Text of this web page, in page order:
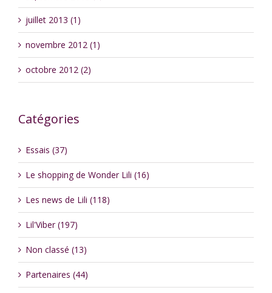
juillet 2013 (1)
novembre 2012 (1)
octobre 2012 (2)
Catégories
Essais (37)
Le shopping de Wonder Lili (16)
Les news de Lili (118)
Lil'Viber (197)
Non classé (13)
Partenaires (44)